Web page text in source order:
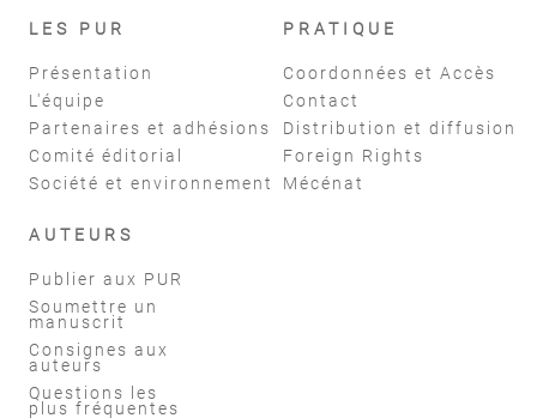
LES PUR
Présentation
L'équipe
Partenaires et adhésions
Comité éditorial
Société et environnement
PRATIQUE
Coordonnées et Accès
Contact
Distribution et diffusion
Foreign Rights
Mécénat
AUTEURS
Publier aux PUR
Soumettre un
manuscrit
Consignes aux
auteurs
Questions les
plus fréquentes